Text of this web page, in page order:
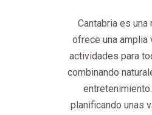
Cantabria es una
ofrece una amplia
actividades para
combinando
planificando unas